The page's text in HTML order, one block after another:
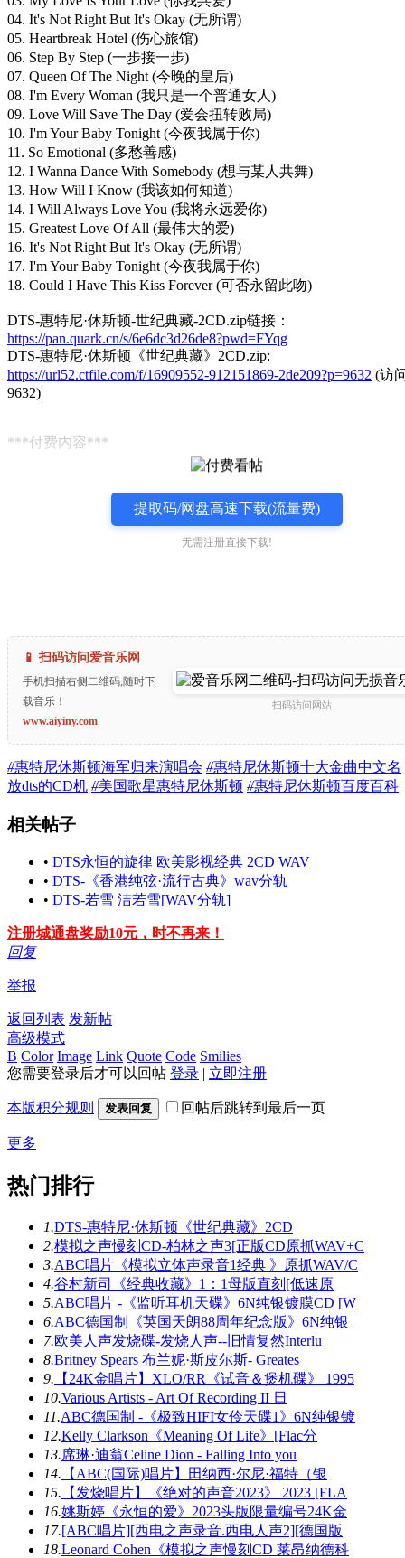
04. It's Not Right But It's Okay (无所谓)
05. Heartbreak Hotel (伤心旅馆)
06. Step By Step (一步接一步)
07. Queen Of The Night (今晚的皇后)
08. I'm Every Woman (我只是一个普通女人)
09. Love Will Save The Day (爱会扭转败局)
10. I'm Your Baby Tonight (今夜我属于你)
11. So Emotional (多愁善感)
12. I Wanna Dance With Somebody (想与某人共舞)
13. How Will I Know (我该如何知道)
14. I Will Always Love You (我将永远爱你)
15. Greatest Love Of All (最伟大的爱)
16. It's Not Right But It's Okay (无所谓)
17. I'm Your Baby Tonight (今夜我属于你)
18. Could I Have This Kiss Forever (可否永留此吻)
DTS-惠特尼·休斯顿-世纪典藏-2CD.zip链接：
https://pan.quark.cn/s/6e6dc3d26de8?pwd=FYqg
DTS-惠特尼·休斯顿《世纪典藏》2CD.zip:
https://url52.ctfile.com/f/16909552-912151869-2de209?p=9632 (访
9632)
***付费内容***
提取码/网盘高速下载(流量费)
无需注册直接下载!
📱 扫码访问爱音乐网
手机扫描右侧二维码,随时下
载音乐！
www.aiyiny.com
扫码访问网站
#惠特尼休斯顿海军归来演唱会 #惠特尼休斯顿十大金曲中文名
放dts的CD机 #美国歌星惠特尼休斯顿 #惠特尼休斯顿百度百科
相关帖子
• DTS永恒的旋律 欧美影视经典 2CD WAV
• DTS-《香港纯弦·流行古典》wav分轨
• DTS-若雪 洁若雪[WAV分轨]
注册城通盘奖励10元，时不再来！
回复
举报
返回列表 发新帖
高级模式
B Color Image Link Quote Code Smilies
您需要登录后才可以回帖 登录 | 立即注册
本版积分规则 发表回复 回帖后跳转到最后一页
更多
热门排行
1.DTS-惠特尼·休斯顿《世纪典藏》2CD
2.模拟之声慢刻CD-柏林之声3[正版CD原抓WAV+C
3.ABC唱片《模拟立体声录音1经典 》原抓WAV/C
4.谷村新司《经典收藏》1：1母版直刻[低速原
5.ABC唱片 -《监听耳机天碟》6N纯银镀膜CD [W
6.ABC德国制《英国天朗88周年纪念版》6N纯银
7.欧美人声发烧碟-发烧人声--旧情复然Interlu
8.Britney Spears 布兰妮·斯皮尔斯- Greates
9. 【24K金唱片】XLO/RR《试音＆煲机碟》 1995
10.Various Artists - Art Of Recording II 日
11.ABC德国制 -《极致HIFI女伶天碟1》6N纯银镀
12.Kelly Clarkson《Meaning Of Life》[Flac分
13.席琳·迪翁Celine Dion - Falling Into you
14. 【ABC(国际)唱片】田纳西·尔尼·福特（银
15. 【发烧唱片】《绝对的声音2023》 2023 [FLA
16.姚斯婷《永恒的爱》2023头版限量编号24K金
17.[ABC唱片][西电之声录音.西电人声2][德国版
18.Leonard Cohen《模拟之声慢刻CD 莱昂纳德科